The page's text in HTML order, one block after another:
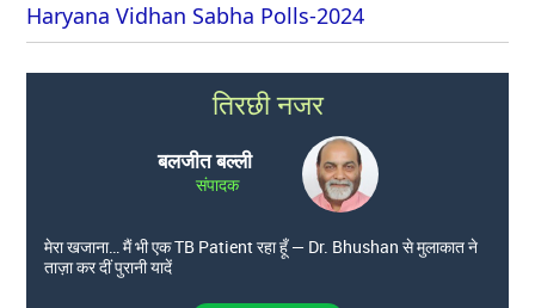
Haryana Vidhan Sabha Polls-2024
तिरछी नजर
बलजीत बल्ली
संपादक
मेरा खजाना… मैं भी एक TB Patient रहा हूँ — Dr. Bhushan से मुलाकात ने
ताज़ा कर दीं पुरानी यादें